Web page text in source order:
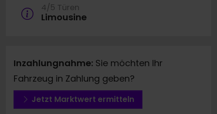
4/5 Türen
Limousine
Inzahlungnahme: Sie möchten Ihr
Fahrzeug in Zahlung geben?
Jetzt Marktwert ermitteln